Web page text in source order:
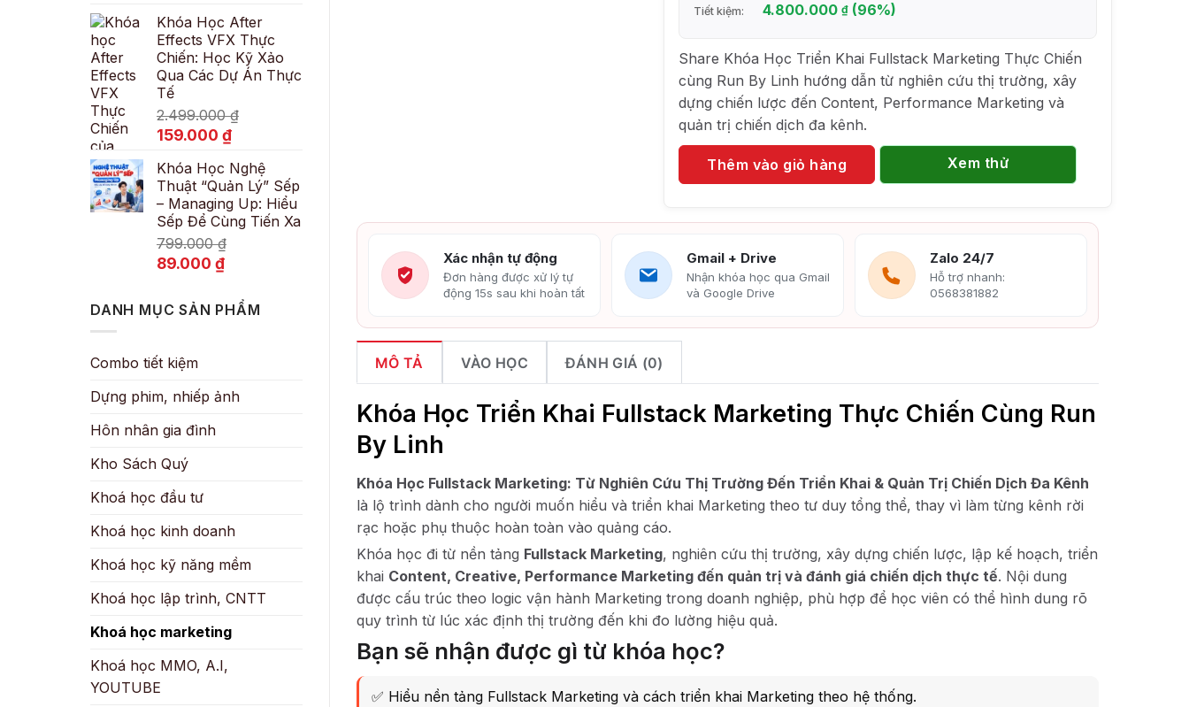
là:
600.000 ₫.
tại
là:
89.000 ₫.
Khóa Học After
Effects VFX Thực
Chiến: Học Kỹ Xảo
Qua Các Dự Án Thực
Tế
2.499.000₫
Giá
là:
2.499.000 ₫.
159.000 ₫Giá
tại
là:
159.000 ₫.
Khóa Học Nghệ
Thuật “Quản Lý” Sếp
– Managing Up: Hiểu
Sếp Để Cùng Tiến Xa
799.000₫
Giá
799.000 ₫.
89.000 ₫Giá
là:
DANH MỤC SẢN PHẨM
Combo tiết kiệm
Dựng phim, nhiếp ảnh
Hôn nhân gia đình
Kho Sách Quý
Khoá học đầu tư
Khoá học kinh doanh
Khoá học kỹ năng mềm
Khoá học lập trình, CNTT
Khoá học marketing
Khoá học MMO, A.I,
YOUTUBE
Tiết kiệm: 4.800.000₫ (96%)
Share Khóa Học Triển Khai Fullstack Marketing Thực Chiến
cùng Run By Linh hướng dẫn từ nghiên cứu thị trường, xây
dựng chiến lược đến Content, Performance Marketing và
quản trị chiến dịch đa kênh.
Thêm vào giỏ hàng Xem thử
Xác nhận tự động
Đơn hàng được xử lý tự
động 15s sau khi hoàn tất
Gmail + Drive
Nhận khóa học qua Gmail
và Google Drive
Zalo 24/7
Hỗ trợ nhanh:
0568381882
MÔ TẢ VÀO HỌC ĐÁNH GIÁ (0)
Khóa Học Triển Khai Fullstack Marketing Thực Chiến Cùng Run
By Linh
Khóa Học Fullstack Marketing: Từ Nghiên Cứu Thị Trường Đến Triển Khai & Quản Trị Chiến Dịch Đa Kênh
là lộ trình dành cho người muốn hiểu và triển khai Marketing theo tư duy tổng thể, thay vì làm từng kênh rời
rạc hoặc phụ thuộc hoàn toàn vào quảng cáo.
Khóa học đi từ nền tảng Fullstack Marketing, nghiên cứu thị trường, xây dựng chiến lược, lập kế hoạch, triển
khai Content, Creative, Performance Marketing đến quản trị và đánh giá chiến dịch thực tế. Nội dung
được cấu trúc theo logic vận hành Marketing trong doanh nghiệp, phù hợp để học viên có thể hình dung rõ
quy trình từ lúc xác định thị trường đến khi đo lường hiệu quả.
Bạn sẽ nhận được gì từ khóa học?
✅ Hiểu nền tảng Fullstack Marketing và cách triển khai Marketing theo hệ thống.